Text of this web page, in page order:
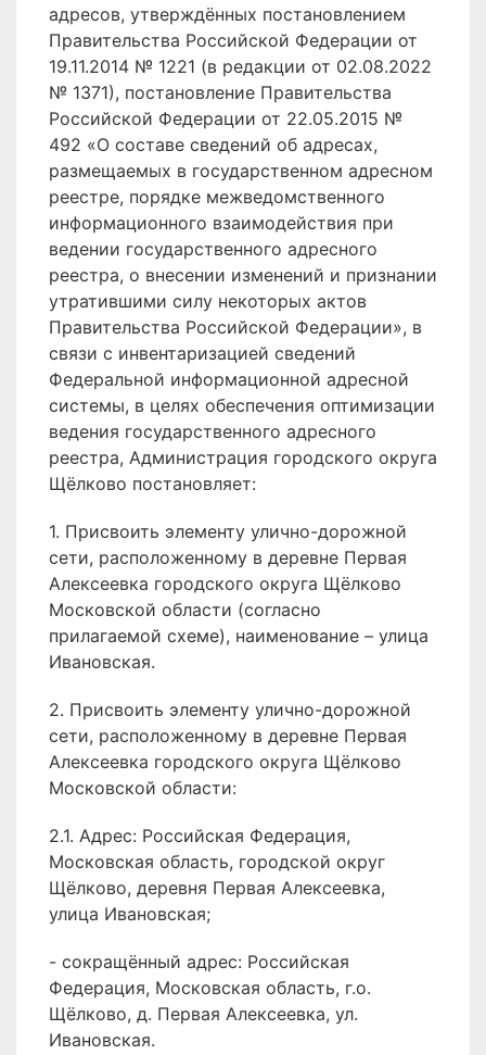
адресов, утверждённых постановлением
Правительства Российской Федерации от
19.11.2014 № 1221 (в редакции от 02.08.2022
№ 1371), постановление Правительства
Российской Федерации от 22.05.2015 №
492 «О составе сведений об адресах,
размещаемых в государственном адресном
реестре, порядке межведомственного
информационного взаимодействия при
ведении государственного адресного
реестра, о внесении изменений и признании
утратившими силу некоторых актов
Правительства Российской Федерации», в
связи с инвентаризацией сведений
Федеральной информационной адресной
системы, в целях обеспечения оптимизации
ведения государственного адресного
реестра, Администрация городского округа
Щёлково постановляет:
1. Присвоить элементу улично-дорожной
сети, расположенному в деревне Первая
Алексеевка городского округа Щёлково
Московской области (согласно
прилагаемой схеме), наименование – улица
Ивановская.
2. Присвоить элементу улично-дорожной
сети, расположенному в деревне Первая
Алексеевка городского округа Щёлково
Московской области:
2.1. Адрес: Российская Федерация,
Московская область, городской округ
Щёлково, деревня Первая Алексеевка,
улица Ивановская;
- сокращённый адрес: Российская
Федерация, Московская область, г.о.
Щёлково, д. Первая Алексеевка, ул.
Ивановская.